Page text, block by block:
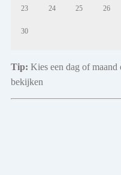
23 24 25 26
30
Tip: Kies een dag of maand
bekijken